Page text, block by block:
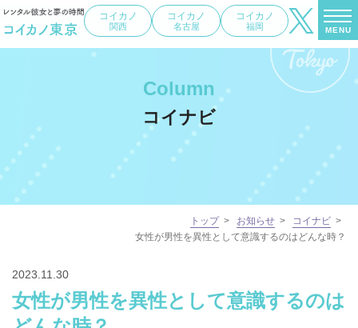
MENU
コイカノ
関西
コイカノ
名古屋
コイカノ
福岡
Column
コイナビ
トップ> お知らせ > コイナビ >
女性が男性を異性として意識するのはどんな時？
2023.11.30
女性が男性を異性として意識するのは